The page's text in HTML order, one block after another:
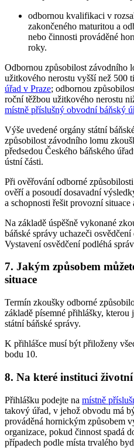
odbornou kvalifikaci v
zakončeného maturitou a
nebo činnosti prováděné
roky.
Odbornou způsobilost závodního
užitkového nerostu vyšší než 500
úřad v Praze; odbornou
roční těžbou užitkového nerostu
místně příslušný obvodní báňský
Výše uvedené orgány státní
způsobilost závodního lomu
předsedou Českého báňského
ústní části.
Při ověřování odborné
ověří a posoudí dosavadní
a schopnosti řešit provozní situace
Na základě úspěšně vykonané
báňské správy uchazeči
Vystavení osvědčení podléhá
7. Jakým způsobem
situace
Termín zkoušky odborné
základě písemné přihlášky, kterou
státní báňské správy.
K přihlášce musí být přiloženy
bodu 10.
8. Na které instituci
Přihlášku podejte na místně
takový úřad, v jehož obvodu má
prováděná hornickým způsobem
organizace, pokud činnost spadá
případech podle místa trvalého